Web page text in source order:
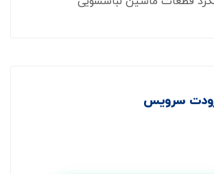
سرویس